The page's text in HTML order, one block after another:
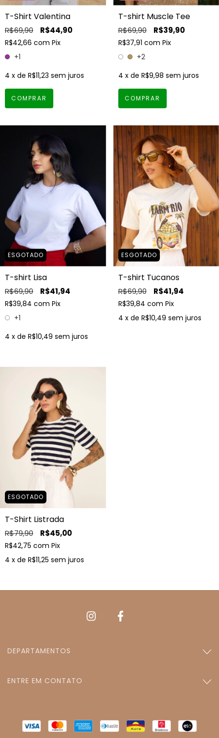
T-Shirt Valentina
R$69,90 R$44,90
R$42,66 com Pix
+1
4 x de R$11,23 sem juros
COMPRAR
T-shirt Muscle Tee
R$69,90 R$39,90
R$37,91 com Pix
+2
4 x de R$9,98 sem juros
COMPRAR
ESGOTADO
T-shirt Lisa
R$69,90 R$41,94
R$39,84 com Pix
+1
4 x de R$10,49 sem juros
ESGOTADO
T-shirt Tucanos
R$69,90 R$41,94
R$39,84 com Pix
4 x de R$10,49 sem juros
ESGOTADO
T-Shirt Listrada
R$79,90 R$45,00
R$42,75 com Pix
4 x de R$11,25 sem juros
DEPARTAMENTOS
ENTRE EM CONTATO